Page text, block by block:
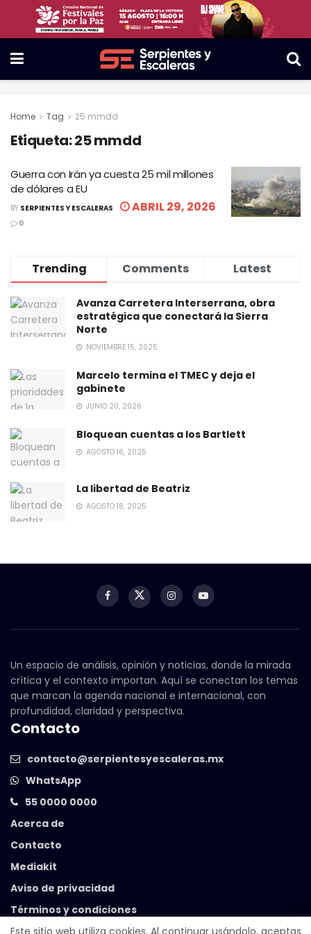
Home Tag 25 mmdd
Etiqueta:25 mmdd
Guerra con Irán ya cuesta 25 mil millones
de dólares a EU
BY SERPIENTES Y ESCALERAS ABRIL 29, 2026
0
Trending Comments Latest
Avanza Carretera Interserrana, obra
estratégica que conectará la Sierra
Norte
NOVIEMBRE 15, 2025
Marcelo termina el TMEC y deja el
gabinete
JUNIO 20, 2026
Bloquean cuentas a los Bartlett
AGOSTO 16, 2025
La libertad de Beatriz
AGOSTO 18, 2025
Un espacio de análisis, opinión y noticias, donde la mirada
crítica y el contexto importan. Aquí se conectan los temas
que marcan la agenda nacional e internacional, con
profundidad, claridad y perspectiva.
Contacto
contacto@serpientesyescaleras.mx
WhatsApp
55 0000 0000
Acerca de
Contacto
Mediakit
Aviso de privacidad
Términos y condiciones
Este sitio web utiliza cookies. Al continuar usándolo, aceptas